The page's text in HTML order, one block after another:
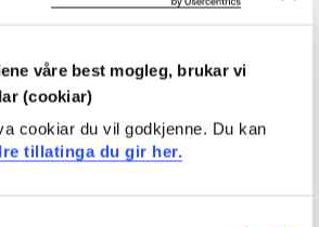
våre best mogleg, brukar vi
(cookiar)
cookiar du vil godkjenne. Du kan
tillatinga du gir her.
1
matematikk 1